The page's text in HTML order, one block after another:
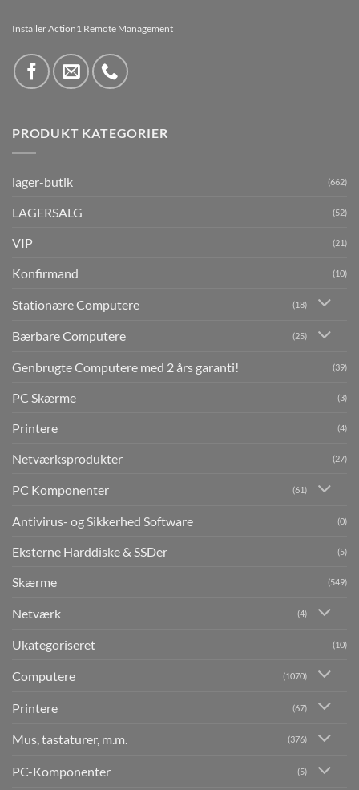
Installer Action1 Remote Management
PRODUKT KATEGORIER
lager-butik (662)
LAGERSALG (52)
VIP (21)
Konfirmand (10)
Stationære Computere (18)
Bærbare Computere (25)
Genbrugte Computere med 2 års garanti! (39)
PC Skærme (3)
Printere (4)
Netværksprodukter (27)
PC Komponenter (61)
Antivirus- og Sikkerhed Software (0)
Eksterne Harddiske & SSDer (5)
Skærme (549)
Netværk (4)
Ukategoriseret (10)
Computere (1070)
Printere (67)
Mus, tastaturer, m.m. (376)
PC-Komponenter (5)